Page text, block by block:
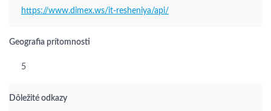
https://www.dimex.ws/it-resheniya/api/
Geografia prítomnosti
5
Dôležité odkazy